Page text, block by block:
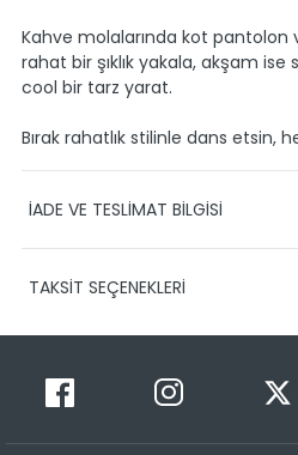
Kahve molalarında kot pantolon
rahat bir şıklık yakala, akşam
cool bir tarz yarat.
Bırak rahatlık stilinle dans etsin,
İADE VE TESLİMAT BİLGİSİ
Ürünlerinizin gönderimini
1-3 iş günü içerisinde
Siparişimin kargo takibini nasıl
TAKSİT SEÇENEKLERİ
Taksit Sayısı Taksit
699,99